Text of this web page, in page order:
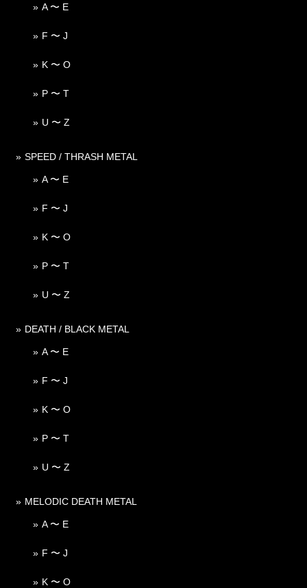
A 〜 E
F 〜 J
K 〜 O
P 〜 T
U 〜 Z
SPEED / THRASH METAL
A 〜 E
F 〜 J
K 〜 O
P 〜 T
U 〜 Z
DEATH / BLACK METAL
A 〜 E
F 〜 J
K 〜 O
P 〜 T
U 〜 Z
MELODIC DEATH METAL
A 〜 E
F 〜 J
K 〜 O